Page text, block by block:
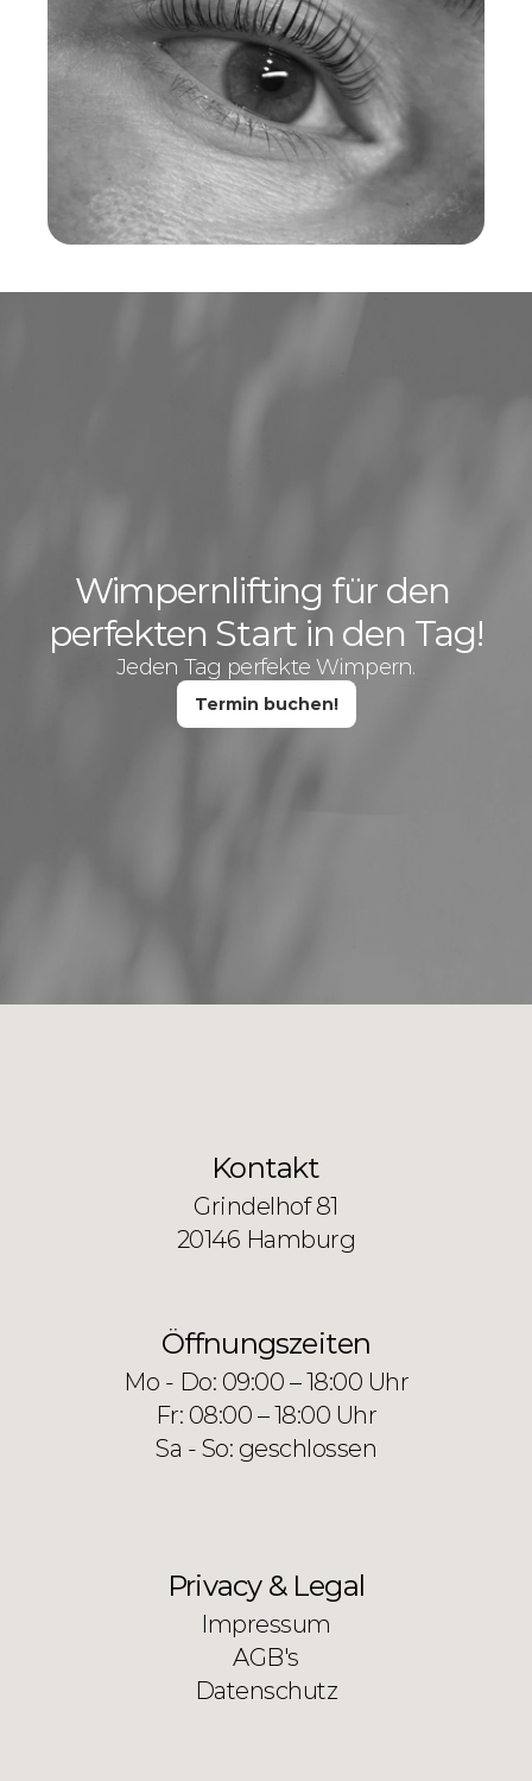
Wimpernlifting für den
perfekten Start in den Tag!
Jeden Tag perfekte Wimpern.
Termin buchen!
Kontakt
Grindelhof 81
20146 Hamburg
Öffnungszeiten
Mo - Do: 09:00 – 18:00 Uhr
Fr: 08:00 – 18:00 Uhr
Sa - So: geschlossen
Privacy & Legal
Impressum
AGB's
Datenschutz